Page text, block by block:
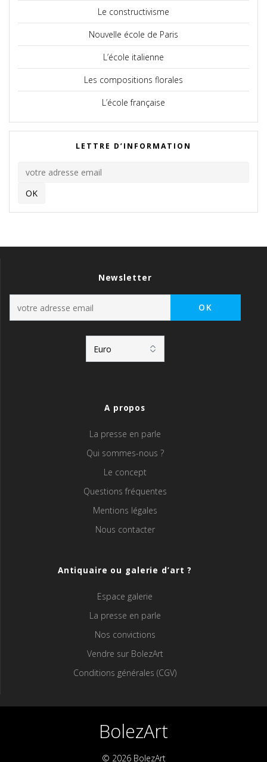
Le constructivisme
Nouvelle école de Paris
L’école italienne
Les compositions florales
L’école française
LETTRE D’INFORMATION
Newsletter
A propos
La presse en parle
Qui sommes-nous ?
Le concept
Questions fréquentes
Mentions légales
Nous contacter
Antiquaire ou galerie d’art ?
Espace galerie
La presse en parle
Nos convictions
Vendre sur BolezArt
Conditions générales (CGV)
BolezArt
© 2026 BolezArt